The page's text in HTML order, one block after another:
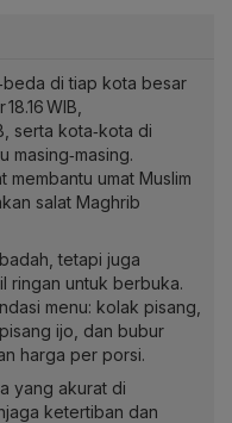
di tiap kota besar
WIB,
serta kota‑kota di
masing‑masing.
umat Muslim
salat Maghrib
tetapi juga
ringan untuk berbuka.
menu: kolak pisang,
ijo, dan bubur
harga per porsi.
yang akurat di
ketertiban dan